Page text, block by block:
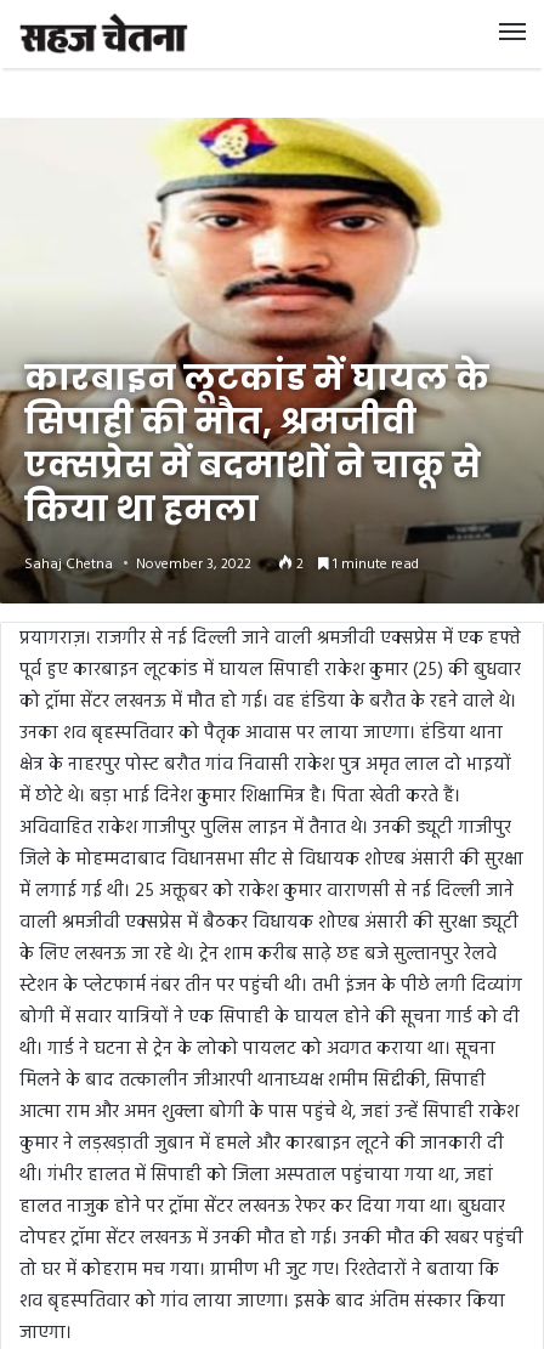
कारबाइन लूटकांड में घायल के
सिपाही की मौत, श्रमजीवी
एक्सप्रेस में बदमाशों ने चाकू से
किया था हमला
Sahaj Chetna November 3, 2022 2 1 minute read
प्रयागराज़। राजगीर से नई दिल्ली जाने वाली श्रमजीवी एक्सप्रेस में एक हफ्ते
पूर्व हुए कारबाइन लूटकांड में घायल सिपाही राकेश कुमार (25) की बुधवार
को ट्रॉमा सेंटर लखनऊ में मौत हो गई। वह हंडिया के बरौत के रहने वाले थे।
उनका शव बृहस्पतिवार को पैतृक आवास पर लाया जाएगा। हंडिया थाना
क्षेत्र के नाहरपुर पोस्ट बरौत गांव निवासी राकेश पुत्र अमृत लाल दो भाइयों
में छोटे थे। बड़ा भाई दिनेश कुमार शिक्षामित्र है। पिता खेती करते हैं।
अविवाहित राकेश गाजीपुर पुलिस लाइन में तैनात थे। उनकी ड्यूटी गाजीपुर
जिले के मोहम्मदाबाद विधानसभा सीट से विधायक शोएब अंसारी की सुरक्षा
में लगाई गई थी। 25 अक्तूबर को राकेश कुमार वाराणसी से नई दिल्ली जाने
वाली श्रमजीवी एक्सप्रेस में बैठकर विधायक शोएब अंसारी की सुरक्षा ड्यूटी
के लिए लखनऊ जा रहे थे। ट्रेन शाम करीब साढ़े छह बजे सुल्तानपुर रेलवे
स्टेशन के प्लेटफार्म नंबर तीन पर पहुंची थी। तभी इंजन के पीछे लगी दिव्यांग
बोगी में सवार यात्रियों ने एक सिपाही के घायल होने की सूचना गार्ड को दी
थी। गार्ड ने घटना से ट्रेन के लोको पायलट को अवगत कराया था। सूचना
मिलने के बाद तत्कालीन जीआरपी थानाध्यक्ष शमीम सिद्दीकी, सिपाही
आत्मा राम और अमन शुक्ला बोगी के पास पहुंचे थे, जहां उन्हें सिपाही राकेश
कुमार ने लड़खड़ाती जुबान में हमले और कारबाइन लूटने की जानकारी दी
थी। गंभीर हालत में सिपाही को जिला अस्पताल पहुंचाया गया था, जहां
हालत नाजुक होने पर ट्रॉमा सेंटर लखनऊ रेफर कर दिया गया था। बुधवार
दोपहर ट्रॉमा सेंटर लखनऊ में उनकी मौत हो गई। उनकी मौत की खबर पहुंची
तो घर में कोहराम मच गया। ग्रामीण भी जुट गए। रिश्तेदारों ने बताया कि
शव बृहस्पतिवार को गांव लाया जाएगा। इसके बाद अंतिम संस्कार किया
जाएगा।